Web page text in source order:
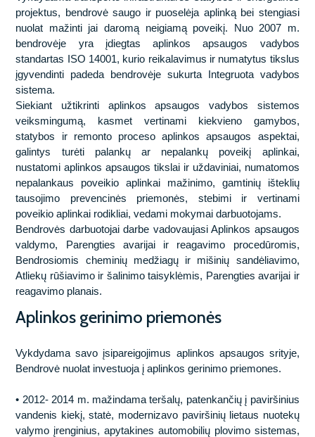
Socialinė atsakomybė
Veiklos politikos
Kelių projektai
Tiltų ir viadukų statyba
Geležinkelių projektai
Oro uostų statyba
Tunelių statyba
Vandens uostų statyba
Energetikos tinklų statyba
Kiti projektai
Tiltų ir viadukų statyba
Kelių statyba
Geležinkelių statyba
Oro uostų statyba
Tunelių statyba
Vandens uostų statyba
Inžinerinių tinklų statyba
Darbas Jums
Socialinės naudos
Kokie mes?
Akademija@Kaunotiltai
projektus, bendrovė saugo ir puoselėja aplinką bei stengiasi
nuolat mažinti jai daromą neigiamą poveikį. Nuo 2007 m.
bendrovėje yra įdiegtas aplinkos apsaugos vadybos
standartas ISO 14001, kurio reikalavimus ir numatytus tikslus
įgyvendinti padeda bendrovėje sukurta Integruota vadybos
sistema.
Siekiant užtikrinti aplinkos apsaugos vadybos sistemos
veiksmingumą, kasmet vertinami kiekvieno gamybos,
statybos ir remonto proceso aplinkos apsaugos aspektai,
galintys turėti palankų ar nepalankų poveikį aplinkai,
nustatomi aplinkos apsaugos tikslai ir uždaviniai, numatomos
nepalankaus poveikio aplinkai mažinimo, gamtinių išteklių
tausojimo prevencinės priemonės, stebimi ir vertinami
poveikio aplinkai rodikliai, vedami mokymai darbuotojams.
Bendrovės darbuotojai darbe vadovaujasi Aplinkos apsaugos
valdymo, Parengties avarijai ir reagavimo procedūromis,
Bendrosiomis cheminių medžiagų ir mišinių sandėliavimo,
Atliekų rūšiavimo ir šalinimo taisyklėmis, Parengties avarijai ir
reagavimo planais.
Aplinkos gerinimo priemonės
Vykdydama savo įsipareigojimus aplinkos apsaugos srityje,
Bendrovė nuolat investuoja į aplinkos gerinimo priemones.
• 2012- 2014 m. mažindama teršalų, patenkančių į paviršinius
vandenis kiekį, statė, modernizavo paviršinių lietaus nuotekų
valymo įrenginius, apytakines automobilių plovimo sistemas,